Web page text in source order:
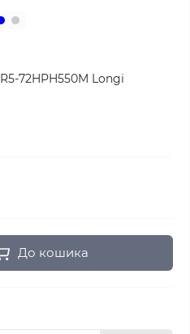
72HPH550M Longi
До кошика